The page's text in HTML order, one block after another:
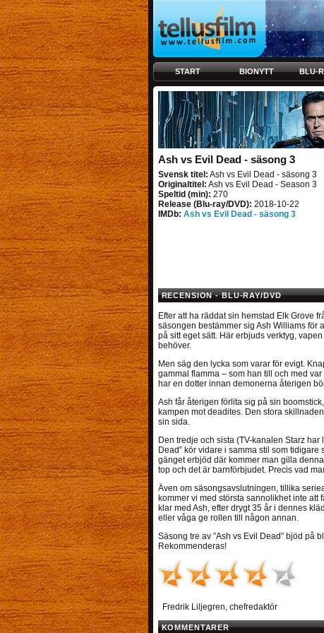
START BIONYTT BLU-
Ash vs Evil Dead - säsong 3
Svensk titel: Ash vs Evil Dead - säsong 3
Originaltitel: Ash vs Evil Dead - Season 3
Speltid (min): 270
Release (Blu-ray/DVD): 2018-10-22
IMDb: Ash vs Evil Dead - säsong 3
RECENSION - BLU-RAY/DVD
Efter att ha räddat sin hemstad Elk Grove
säsongen bestämmer sig Ash Williams för
på sitt eget sätt. Här erbjuds verktyg,
behöver.
Men säg den lycka som varar för evigt.
gammal flamma – som han till och med
har en dotter innan demonerna återigen
Ash får återigen förlita sig på sin
kampen mot deadites. Den stora
sin sida.
Den tredje och sista (TV-kanalen Starz har
Dead” kör vidare i samma stil som
gänget erbjöd där kommer man gilla
top och det är barnförbjudet. Precis vad
Även om säsongsavslutningen, tillika
kommer vi med största sannolikhet inte
klar med Ash, efter drygt 35 år i dennes
eller våga ge rollen till någon annan.
Säsong tre av ”Ash vs Evil Dead” bjöd på
Rekommenderas!
Fredrik Liljegren, chefredaktör
KOMMENTARER